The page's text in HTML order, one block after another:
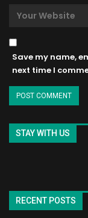
Save my name,
next time I
STAY WITH US
RECENT POSTS